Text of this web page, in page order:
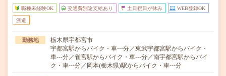
職種未経験OK 交通費別途支給あり 土日祝日が休み WEB登録OK
派遣
勤務地
栃木県宇都宮市
宇都宮駅からバイク・車---分／東武宇都宮駅からバイク・
車---分／雀宮駅からバイク・車---分／南宇都宮駅からバイ
ク・車---分／岡本(栃木県)駅からバイク・車---分